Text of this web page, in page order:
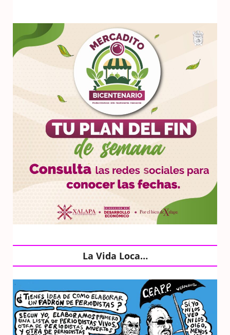
La Vida Loca…